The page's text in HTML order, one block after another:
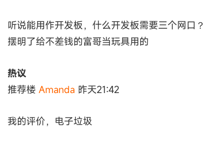
听说能用作开发板，什么开发板需要三个网口？
摆明了给不差钱的富哥当玩具用的
热议
推荐楼 Amanda 昨天21:42
我的评价，电子垃圾